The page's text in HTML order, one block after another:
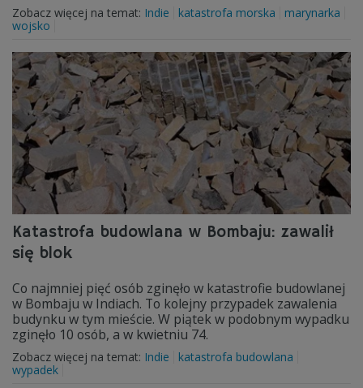
Zobacz więcej na temat: Indie katastrofa morska
marynarka
wojsko
Katastrofa budowlana w Bombaju: zawalił
się blok
Co najmniej pięć osób zginęło w katastrofie budowlanej
w Bombaju w Indiach. To kolejny przypadek zawalenia
budynku w tym mieście. W piątek w podobnym wypadku
zginęło 10 osób, a w kwietniu 74.
Zobacz więcej na temat: Indie
katastrofa budowlana
wypadek